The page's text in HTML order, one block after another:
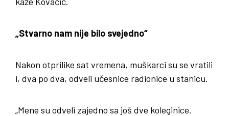
„Stvarno nam nije bilo svejedno“
Nakon otprilike sat vremena, muškarci su se vratili
i, dva po dva, odveli učesnice radionice u stanicu.
„Mene su odveli zajedno sa još dve koleginice.